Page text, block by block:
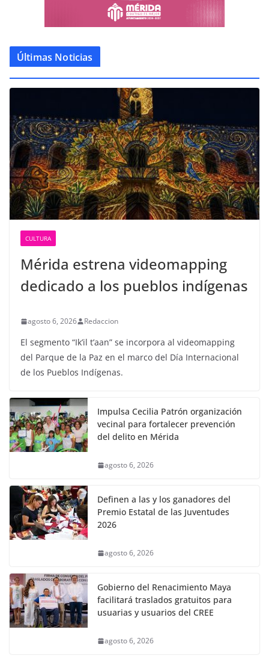
Últimas Noticias
CULTURA
Mérida estrena videomapping
dedicado a los pueblos indígenas
agosto 6, 2026 Redaccion
El segmento “Ik’il t’aan” se incorpora al videomapping
del Parque de la Paz en el marco del Día Internacional
de los Pueblos Indígenas.
Impulsa Cecilia Patrón organización
vecinal para fortalecer prevención
del delito en Mérida
agosto 6, 2026
Definen a las y los ganadores del
Premio Estatal de las Juventudes
2026
agosto 6, 2026
Gobierno del Renacimiento Maya
facilitará traslados gratuitos para
usuarias y usuarios del CREE
agosto 6, 2026